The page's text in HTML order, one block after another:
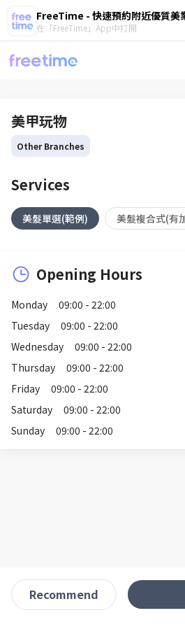
FreeTime - 快速預約附近優質美
在「FreeTime」App中打開
美甲玩物
Other Branches
Services
美髮單選(範例) 美髮複合式(有
Opening Hours
Monday
09:00 - 22:00
Tuesday
09:00 - 22:00
Wednesday
09:00 - 22:00
Thursday
09:00 - 22:00
Friday
09:00 - 22:00
Saturday
09:00 - 22:00
Sunday
09:00 - 22:00
Recommend